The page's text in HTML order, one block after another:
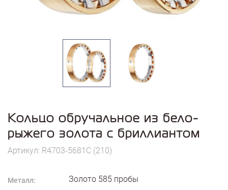
Кольцо обручальное из бело-
рыжего золота с бриллиантом
Артикул: R4703-5681C (210)
Металл: Золото 585 пробы